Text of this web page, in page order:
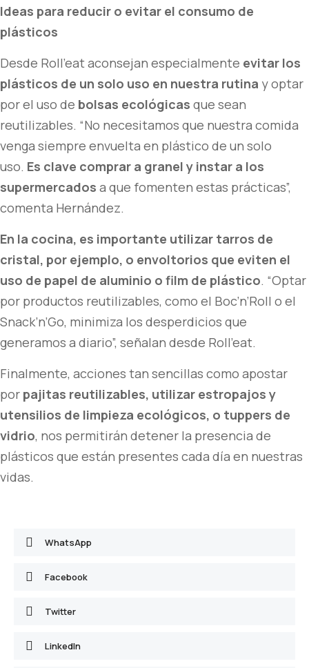
Ideas para reducir o evitar el consumo de
plásticos
Desde Roll’eat aconsejan especialmente evitar los
plásticos de un solo uso en nuestra rutina y optar
por el uso de bolsas ecológicas que sean
reutilizables. “No necesitamos que nuestra comida
venga siempre envuelta en plástico de un solo
uso. Es clave comprar a granel y instar a los
supermercados a que fomenten estas prácticas”,
comenta Hernández.
En la cocina, es importante utilizar tarros de
cristal, por ejemplo, o envoltorios que eviten el
uso de papel de aluminio o film de plástico. “Optar
por productos reutilizables, como el Boc’n’Roll o el
Snack’n’Go, minimiza los desperdicios que
generamos a diario”, señalan desde Roll’eat.
Finalmente, acciones tan sencillas como apostar
por pajitas reutilizables, utilizar estropajos y
utensilios de limpieza ecológicos, o tuppers de
vidrio, nos permitirán detener la presencia de
plásticos que están presentes cada día en nuestras
vidas.
WhatsApp
Facebook
Twitter
LinkedIn